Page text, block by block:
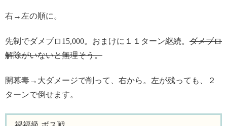
右→左の順に。
先制でダメブロ15,000。おまけに１１ターン継続。 ダメブロ
解除がいないと無理そう。
開幕毒→大ダメージで削って、右から。左が残っても、２
ターンで倒せます。